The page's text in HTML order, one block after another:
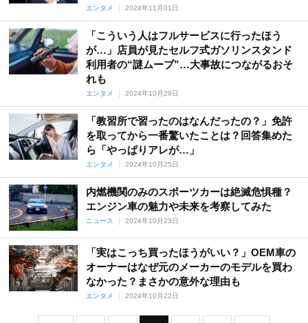
エンタメ 2024年11月01日
「こういう人はフルサービスに行ったほう
が…」店員が見たセルフ式ガソリンスタンド
利用者の“謎ムーブ”…大事故につながるおそ
れも
エンタメ 2024年10月29日
「教習所で習ったのはなんだったの？」免許
を取ってから一番驚いたことは？回答集めた
ら「やっぱりアレが…」
エンタメ 2024年10月25日
内燃機関のみのスポーツカーは絶滅危惧種？
エンジン車の魅力や未来を考察してみた
ニュース 2024年10月23日
「実はこっち買ったほうがいい？」OEM車の
オーナーはなぜ元のメーカーのモデルを買わ
なかった？まさかの意外な理由も
エンタメ 2024年10月22日